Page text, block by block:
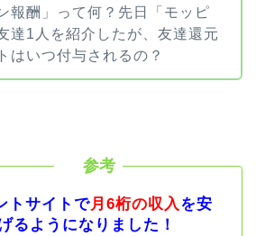
報酬」って何？先日「モッピ
達1人を紹介したが、友達還元
はいつ付与されるの？
トサイトで月6桁の収入を安
るようになりました！